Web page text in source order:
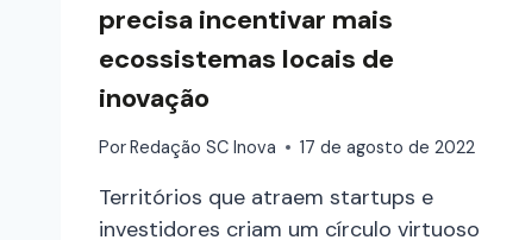
precisa incentivar mais
ecossistemas locais de
inovação
PorRedação SC Inova 17 de agosto de 2022
Territórios que atraem startups e
investidores criam um círculo virtuoso